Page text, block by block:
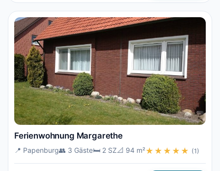
Ferienwohnung Margarethe
📍 Papenburg👥 3 Gäste🛏️ 2 SZ📐 94 m²★★★★★ (1)